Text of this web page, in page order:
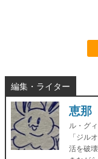
編集・ライター
恵那
ル・グ
「ジル
活を破